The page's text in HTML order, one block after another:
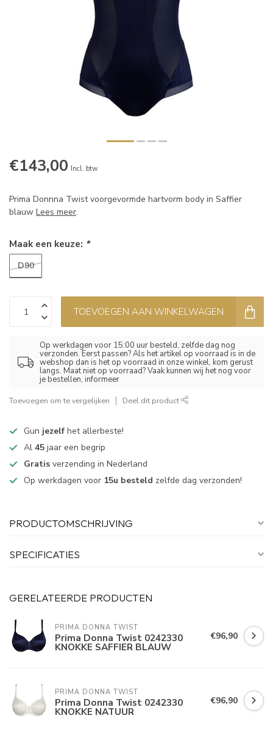
€143,00 Incl. btw
Prima Donnna Twist voorgevormde hartvorm body in Saffier
blauw Lees meer.
Maak een keuze: *
D90
TOEVOEGEN AAN WINKELWAGEN
Op werkdagen voor 15:00 uur besteld, zelfde dag nog
verzonden. Eerst passen? Als het artikel op voorraad is in de
webshop dan is het op voorraad in onze winkel, kom gerust
langs. Maat niet op voorraad? Vaak kunnen wij het nog voor
je bestellen, informeer
Toevoegen om te vergelijken Deel dit product
Gun jezelf het allerbeste!
Al 45 jaar een begrip
Gratis verzending in Nederland
Op werkdagen voor 15u besteld zelfde dag verzonden!
PRODUCTOMSCHRIJVING
SPECIFICATIES
GERELATEERDE PRODUCTEN
PRIMA DONNA TWIST
Prima Donna Twist 0242330
KNOKKE SAFFIER BLAUW
€96,90
PRIMA DONNA TWIST
Prima Donna Twist 0242330
KNOKKE NATUUR
€96,90